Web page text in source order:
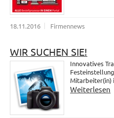
18.11.2016 Firmennews
WIR SUCHEN SIE!
Innovatives
Mitarbeiter(in)
Weiterlesen